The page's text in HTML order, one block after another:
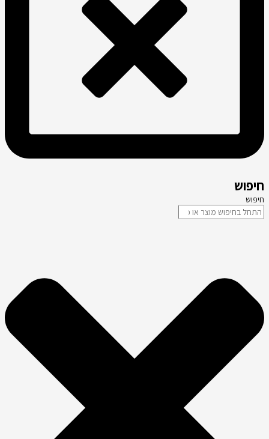
חיפוש
חיפוש